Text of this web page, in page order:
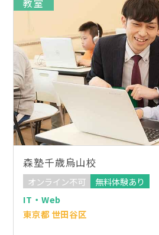
教室
森塾千歳烏山校
オンライン不可
無料体験あり
IT・Web
東京都 世田谷区